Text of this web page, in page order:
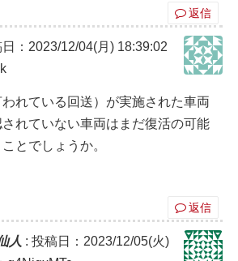
返信
：2023/12/04(月) 18:39:02
れている回送）が実施された車両
れていない車両はまだ復活の可能
とでしょうか。
返信
人 : 投稿日：2023/12/05(火)